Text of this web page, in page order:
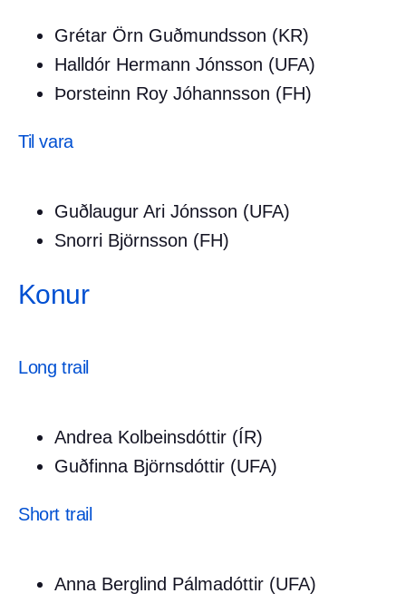
Grétar Örn Guðmundsson (KR)
Halldór Hermann Jónsson (UFA)
Þorsteinn Roy Jóhannsson (FH)
Til vara
Guðlaugur Ari Jónsson (UFA)
Snorri Björnsson (FH)
Konur
Long trail
Andrea Kolbeinsdóttir (ÍR)
Guðfinna Björnsdóttir (UFA)
Short trail
Anna Berglind Pálmadóttir (UFA)